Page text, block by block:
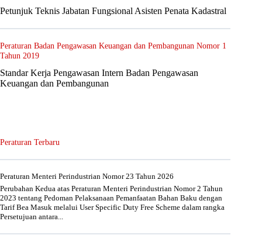
Petunjuk Teknis Jabatan Fungsional Asisten Penata Kadastral
Peraturan Badan Pengawasan Keuangan dan Pembangunan Nomor 1
Tahun 2019
Standar Kerja Pengawasan Intern Badan Pengawasan
Keuangan dan Pembangunan
Peraturan Terbaru
Peraturan Menteri Perindustrian Nomor 23 Tahun 2026
Perubahan Kedua atas Peraturan Menteri Perindustrian Nomor 2 Tahun
2023 tentang Pedoman Pelaksanaan Pemanfaatan Bahan Baku dengan
Tarif Bea Masuk melalui User Specific Duty Free Scheme dalam rangka
Persetujuan antara...